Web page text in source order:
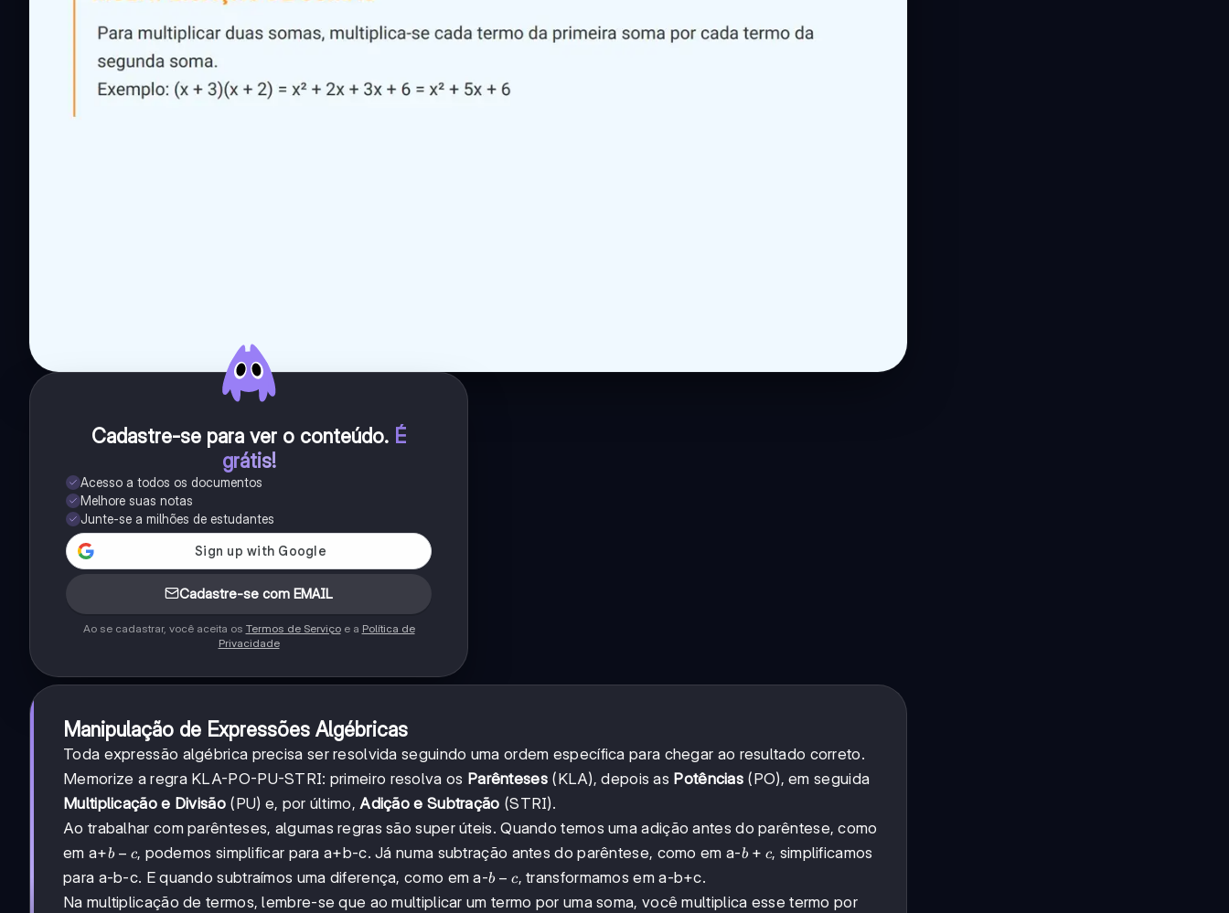
Cadastre-se para ver o conteúdo. É
grátis!
Acesso a todos os documentos
Melhore suas notas
Junte-se a milhões de estudantes
Cadastre-se com EMAIL
Ao se cadastrar, você aceita os Termos de Serviçoe a Política de
Privacidade
Manipulação de Expressões Algébricas
Toda expressão algébrica precisa ser resolvida seguindo uma ordem específica para chegar ao resultado correto.
Memorize a regra KLA-PO-PU-STRI: primeiro resolva os Parênteses(KLA), depois as Potências (PO), em seguida
Multiplicação e Divisão(PU) e, por último,Adição e Subtração (STRI).
Ao trabalhar com parênteses, algumas regras são super úteis. Quando temos uma adição antes do parêntese, como
em a+b-
c
b − c, podemos simplificar para a+b-c. Já numa subtração antes do parêntese, como em a-b+c
b + c, simplificamos
para a-b-c. E quando subtraímos uma diferença, como em a-b-
c
b − c, transformamos em a-b+c.
Na multiplicação de termos, lembre-se que ao multiplicar um termo por uma soma, você multiplica esse termo por